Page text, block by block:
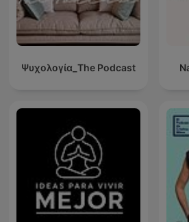
Ψυχολογία_The Podcast